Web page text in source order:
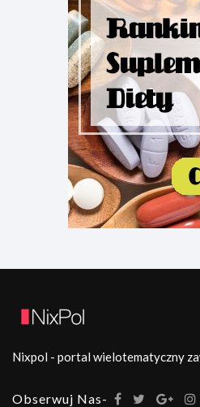
Nixpol - portal wielotematyczny
Obserwuj Nas-